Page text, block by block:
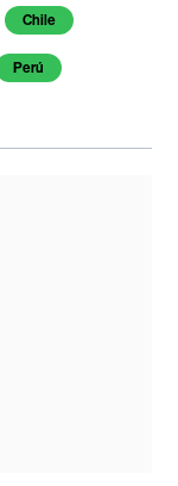
Chile
Perú